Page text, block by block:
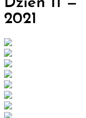
Dzień 11 —
2021